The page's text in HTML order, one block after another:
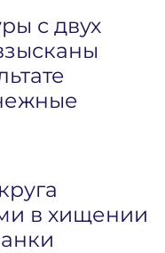
с двух
в хищении